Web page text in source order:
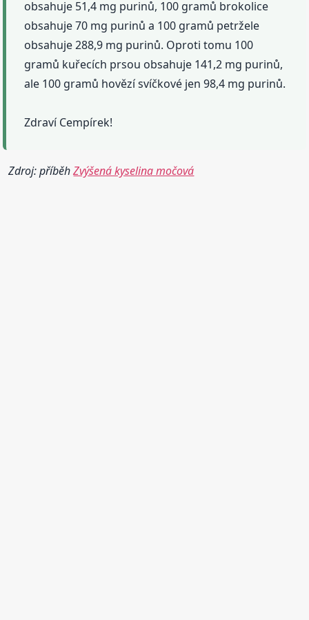
obsahuje 51,4 mg purinů, 100 gramů brokolice
obsahuje 70 mg purinů a 100 gramů petržele
obsahuje 288,9 mg purinů. Oproti tomu 100
gramů kuřecích prsou obsahuje 141,2 mg purinů,
ale 100 gramů hovězí svíčkové jen 98,4 mg purinů.
Zdraví Cempírek!
Zdroj: příběhZvýšená kyselina močová